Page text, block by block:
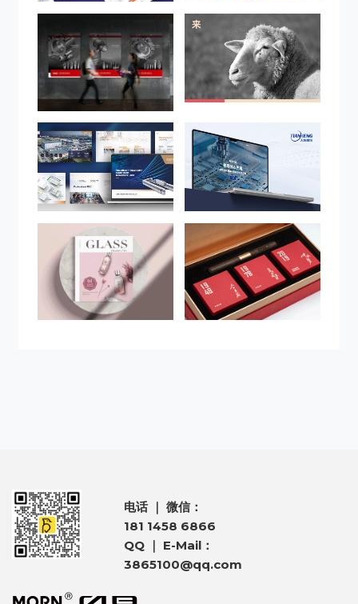
电话 ｜ 微信：
181 1458 6866
QQ ｜ E-Mail：
3865100@qq.com